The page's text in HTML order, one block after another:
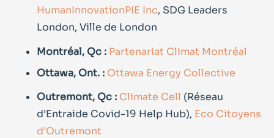
HumanInnovationPIE Inc, SDG Leaders
London, Ville de London
Montréal, Qc : Partenariat Climat Montréal
Ottawa, Ont. : Ottawa Energy Collective
Outremont, Qc : Climate Cell (Réseau
d’Entraide Covid-19 Help Hub), Eco Citoyens
d’Outremont